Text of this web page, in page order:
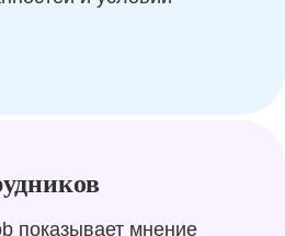
показывает мнение